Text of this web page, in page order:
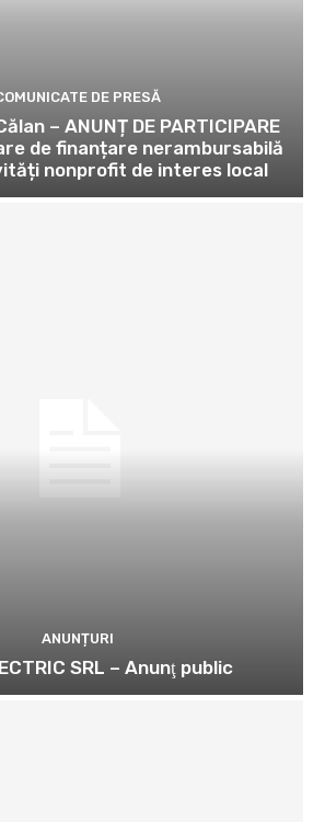
DE PRESĂ
– ANUNȚ DE PARTICIPARE
de finanțare nerambursabilă
nonprofit de interes local
ANUNȚURI
SRL – Anunţ public